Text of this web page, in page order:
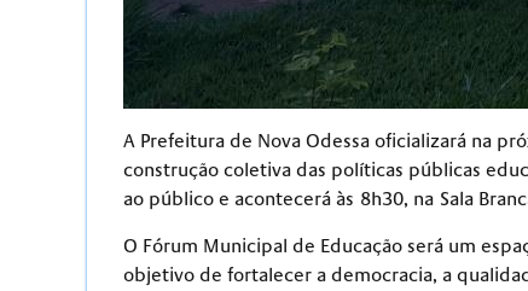
A Prefeitura de Nova Odessa oficializará na
construção coletiva das políticas públicas
ao público e acontecerá às 8h30, na Sala
O Fórum Municipal de Educação será um
objetivo de fortalecer a democracia, a